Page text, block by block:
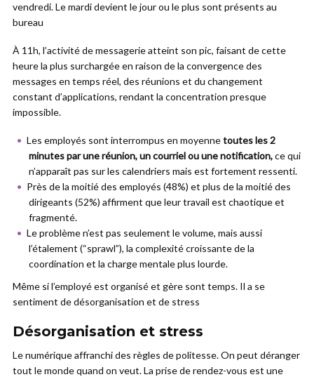
vendredi. Le mardi devient le jour ou le plus sont présents au
bureau
À 11h, l’activité de messagerie atteint son pic, faisant de cette
heure la plus surchargée en raison de la convergence des
messages en temps réel, des réunions et du changement
constant d’applications, rendant la concentration presque
impossible.
Les employés sont interrompus en moyennetoutes les 2
minutes par une réunion, un courriel ou une notification,ce qui
n’apparaît pas sur les calendriers mais est fortement ressenti.
Près de la moitié des employés (48%) et plus de la moitié des
dirigeants (52%) affirment que leur travail est chaotique et
fragmenté.
Le problème n’est pas seulement le volume, mais aussi
l’étalement (“sprawl”), la complexité croissante de la
coordination et la charge mentale plus lourde.
Même si l’employé est organisé et gère sont temps. Il a se
sentiment de désorganisation et de stress
Désorganisation et stress
Le numérique affranchi des règles de politesse. On peut déranger
tout le monde quand on veut. La prise de rendez-vous est une